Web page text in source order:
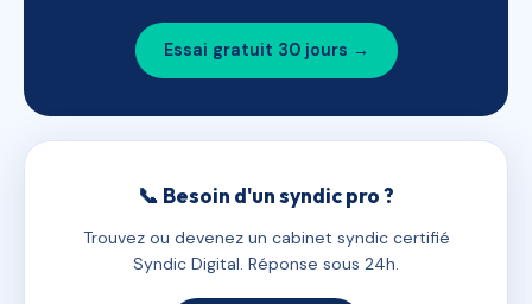
Essai gratuit 30 jours →
📞 Besoin d'un syndic pro ?
Trouvez ou devenez un cabinet syndic certifié
Syndic Digital. Réponse sous 24h.